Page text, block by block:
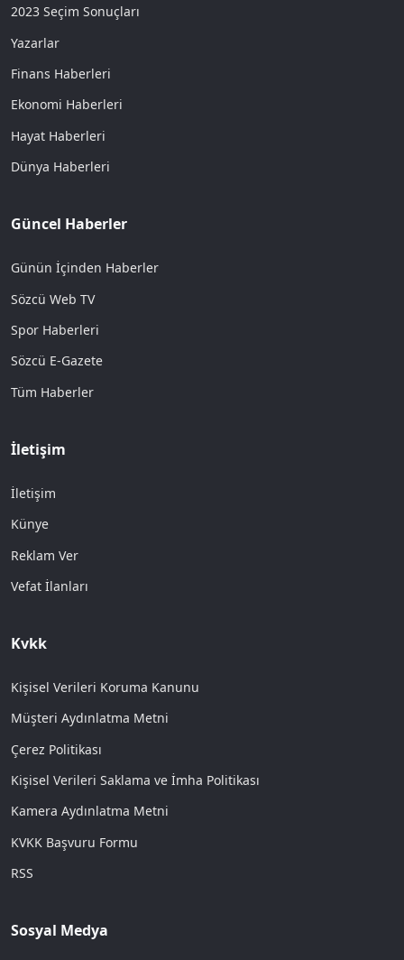
2023 Seçim Sonuçları
Yazarlar
Finans Haberleri
Ekonomi Haberleri
Hayat Haberleri
Dünya Haberleri
Güncel Haberler
Günün İçinden Haberler
Sözcü Web TV
Spor Haberleri
Sözcü E-Gazete
Tüm Haberler
İletişim
İletişim
Künye
Reklam Ver
Vefat İlanları
Kvkk
Kişisel Verileri Koruma Kanunu
Müşteri Aydınlatma Metni
Çerez Politikası
Kişisel Verileri Saklama ve İmha Politikası
Kamera Aydınlatma Metni
KVKK Başvuru Formu
RSS
Sosyal Medya